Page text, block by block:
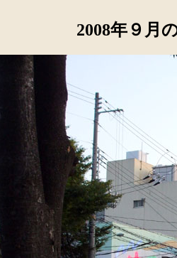
2008年９月